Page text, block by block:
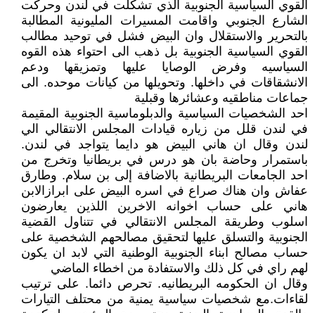
القوي السياسية الجنوبية الذي تشكلت في لندن وحركت
الشارع الجنوبي واقامت المسيرات المليونية المطالبة
بالتحرير والاستقلال وان البيض فشل في توحيد مطالب
القوي السياسية الجنوبية بل ذهب الى احتواء هذه القوه
السياسيه وفرض الوصايا عليها وتمزيقها ودعم
الانشقاقات في داخلها. وتحويلها من كيانات موحده. الى
جماعات مناطقيه وعشائرها وقبلية
احد الشخصيات السياسية والدبلوماسية الجنوبية المقيمة
في لندن قلل من زياره قيادات المجلس الانتقالي الي
لندن وقال ان هاني البيض هو دايما يتواجد في لندن.
باستمرار وحاضة بان هو درس في بريطانيا وتخرج من
احد الجامعات البريطانية بالاضافة إلى بن سلام. وطارق
عفاش وان هناك صراع في اسره البيض على ابرازالابن
هاني على حساب اخوانه الاخرين اللذين يعارضون
اسلوب وطريقة المجلس الانتقالي في تتناول القضية
الجنوبية والتسلق عليها لتحقيق مصالحهم الشخصية على
حساب مصالح ابناء الجنوبية الوطنية التي لابد ان يكون
لهم راي في كل ذلك والاستفادة من اخطاء الماضي
وقال ان الحكومه البريطانيه. تحرص دائما. على ترتيب
لقاءات.مع شخصيات سياسية يمنية من محتلف التيارات